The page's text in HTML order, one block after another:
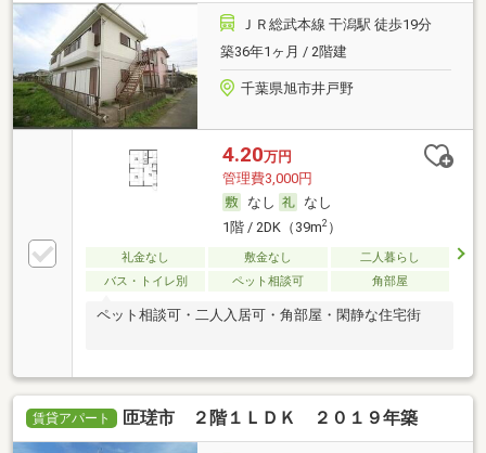
ＪＲ総武本線 干潟駅 徒歩19分
築36年1ヶ月 / 2階建
千葉県旭市井戸野
4.20万円
管理費3,000円
なし
なし
1階 / 2DK（39m2）
礼金なし 敷金なし
二人暮らし
バス・トイレ別
ペット相談可 角部屋
ペット相談可・二人入居可・角部屋・閑静な住宅街
賃貸アパート 匝瑳市 ２階１ＬＤＫ ２０１９年築